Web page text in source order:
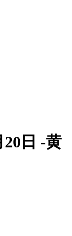
20日 -黄